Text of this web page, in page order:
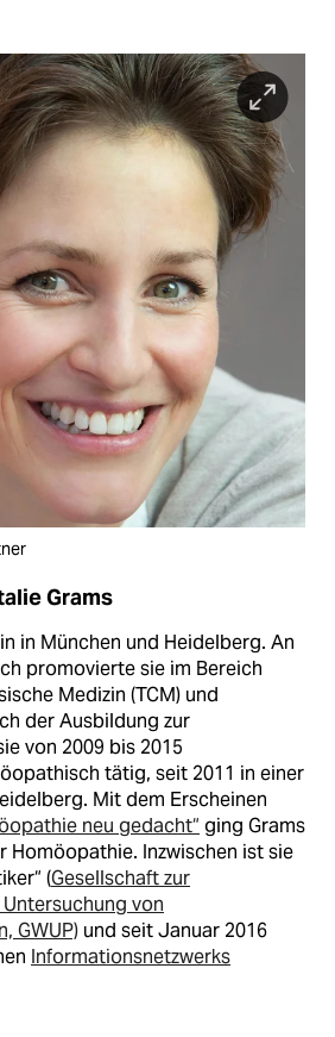
Grams
in München und Heidelberg. An
promovierte sie im Bereich
Medizin (TCM) und
der Ausbildung zur
von 2009 bis 2015
tätig, seit 2011 in einer
Mit dem Erscheinen
neu gedacht“ ging Grams
Homöopathie. Inzwischen ist sie
(Gesellschaft zur
von
GWUP) und seit Januar 2016
Informationsnetzwerks